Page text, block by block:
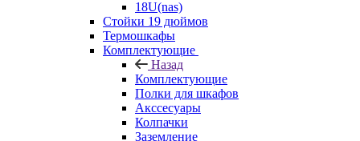
18U(nas)
Стойки 19 дюймов
Термошкафы
Комплектующие
Назад
Комплектующие
Полки для шкафов
Акссесуары
Колпачки
Заземление